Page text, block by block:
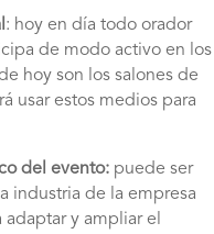
: hoy en día todo orador
de modo activo en los
hoy son los salones de
usar estos medios para
del evento: puede ser
industria de la empresa
y ampliar el